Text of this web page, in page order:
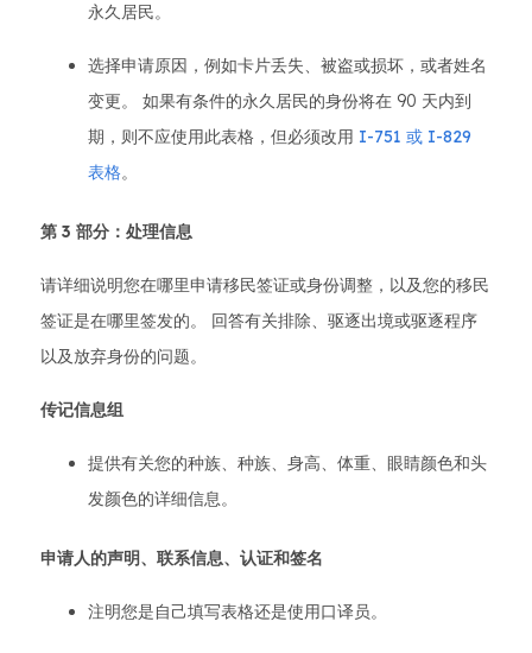
永久居民。
选择申请原因，例如卡片丢失、被盗或损坏，或者姓名
变更。 如果有条件的永久居民的身份将在 90 天内到
期，则不应使用此表格，但必须改用 I-751 或 I-829
表格。
第 3 部分：处理信息
请详细说明您在哪里申请移民签证或身份调整，以及您的移民
签证是在哪里签发的。 回答有关排除、驱逐出境或驱逐程序
以及放弃身份的问题。
传记信息组
提供有关您的种族、种族、身高、体重、眼睛颜色和头
发颜色的详细信息。
申请人的声明、联系信息、认证和签名
注明您是自己填写表格还是使用口译员。